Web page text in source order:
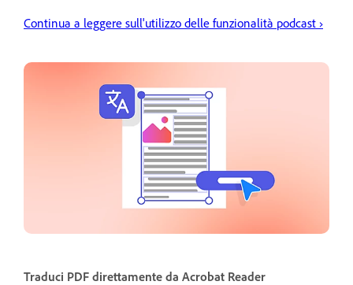
Continua a leggere sull'utilizzo delle funzionalità podcast ›
Traduci PDF direttamente da Acrobat Reader